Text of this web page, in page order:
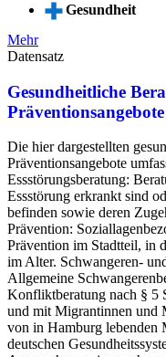
Gesundheit
Mehr
Datensatz
Gesundheitliche
Die hier dargestellten
Präventionsangebote
Essstörungsberatung:
Essstörung erkrankt sind
befinden sowie deren
Prävention:
Prävention im Stadtteil, in
im Alter. Schwangeren-
Allgemeine
Konfliktberatung nach § 5
und mit Migrantinnen und
von in Hamburg lebenden
deutschen